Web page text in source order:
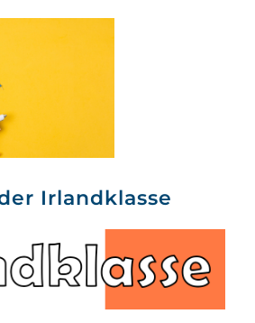
Irlandklasse